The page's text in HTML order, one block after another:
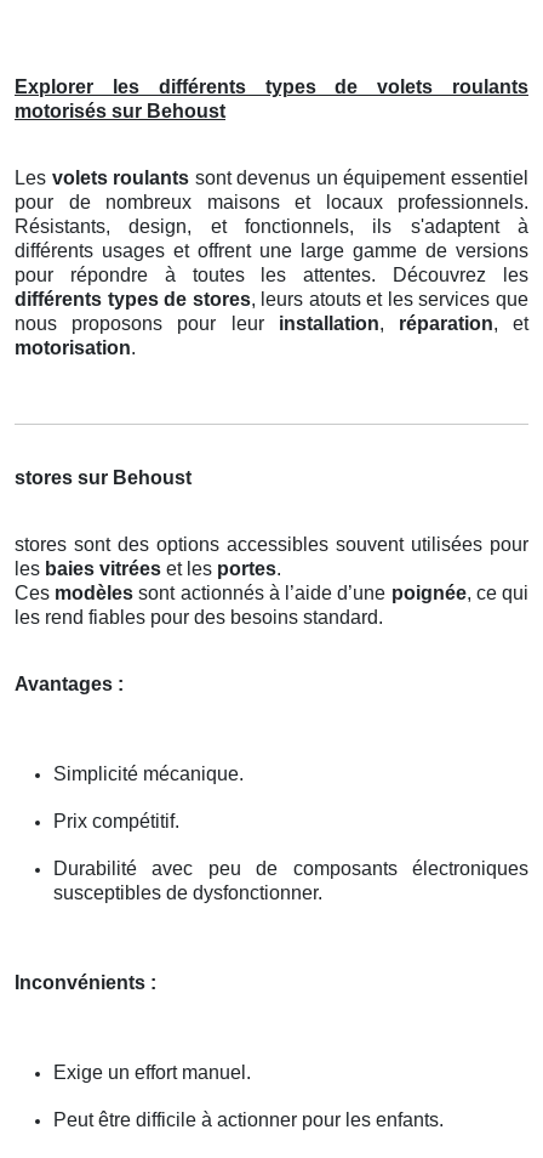
Explorer les différents types de volets roulants
motorisés sur Behoust
Les volets roulants sont devenus un équipement essentiel
pour de nombreux maisons et locaux professionnels.
Résistants, design, et fonctionnels, ils s'adaptent à
différents usages et offrent une large gamme de versions
pour répondre à toutes les attentes. Découvrez les
différents types de stores, leurs atouts et les services que
nous proposons pour leur installation, réparation, et
motorisation.
stores sur Behoust
stores sont des options accessibles souvent utilisées pour
les baies vitrées et les portes.
Ces modèles sont actionnés à l’aide d’une poignée, ce qui
les rend fiables pour des besoins standard.
Avantages :
Simplicité mécanique.
Prix compétitif.
Durabilité avec peu de composants électroniques
susceptibles de dysfonctionner.
Inconvénients :
Exige un effort manuel.
Peut être difficile à actionner pour les enfants.